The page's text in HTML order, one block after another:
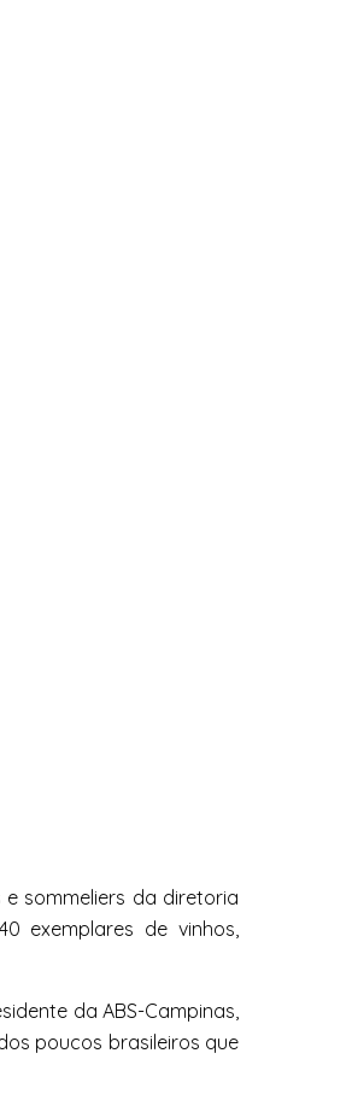
sommeliers da diretoria
exemplares de vinhos,
da ABS-Campinas,
poucos brasileiros que